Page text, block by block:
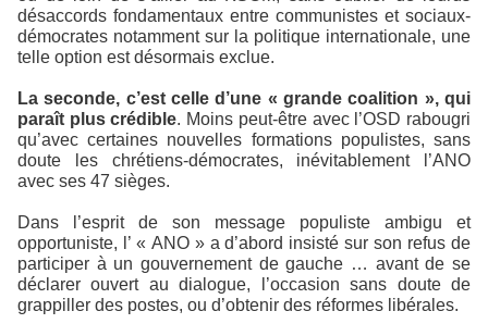
désaccords fondamentaux entre communistes et sociaux-
démocrates notamment sur la politique internationale, une
telle option est désormais exclue.
La seconde, c’est celle d’une « grande coalition », qui
paraît plus crédible. Moins peut-être avec l’OSD rabougri
qu’avec certaines nouvelles formations populistes, sans
doute les chrétiens-démocrates, inévitablement l’ANO
avec ses 47 sièges.
Dans l’esprit de son message populiste ambigu et
opportuniste, l’ « ANO » a d’abord insisté sur son refus de
participer à un gouvernement de gauche … avant de se
déclarer ouvert au dialogue, l’occasion sans doute de
grappiller des postes, ou d’obtenir des réformes libérales.